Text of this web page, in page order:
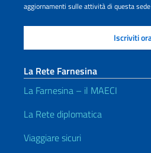
aggiornamenti sulle attività di questa sede
La Rete Farnesina
La Farnesina – il MAECI
La Rete diplomatica
Viaggiare sicuri